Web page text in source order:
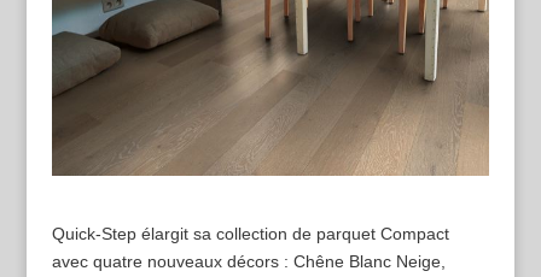
Quick-Step élargit sa collection de parquet Compact
avec quatre nouveaux décors : Chêne Blanc Neige,